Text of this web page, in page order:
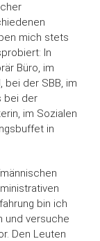
mich stets
In
Büro, im
bei der SBB, im
bei der
im Sozialen
in
bin ich
und versuche
Den Leuten